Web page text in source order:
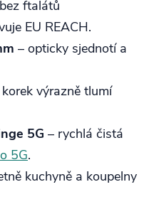
ftalátů
EU REACH.
– opticky sjednotí a
výrazně tlumí
5G – rychlá čistá
5G.
kuchyně a koupelny